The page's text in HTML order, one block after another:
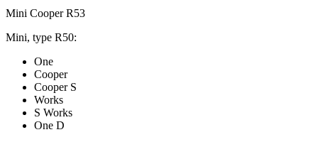
Mini Cooper R53
Mini, type R50:
One
Cooper
Cooper S
Works
S Works
One D